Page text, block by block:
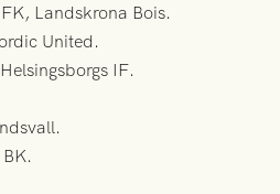
Landskrona Bois.
United.
IF.